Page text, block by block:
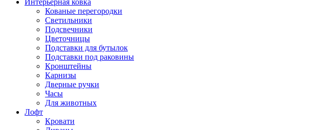
Интерьерная ковка
Кованые перегородки
Светильники
Подсвечники
Цветочницы
Подставки для бутылок
Подставки под раковины
Кронштейны
Карнизы
Дверные ручки
Часы
Для животных
Лофт
Кровати